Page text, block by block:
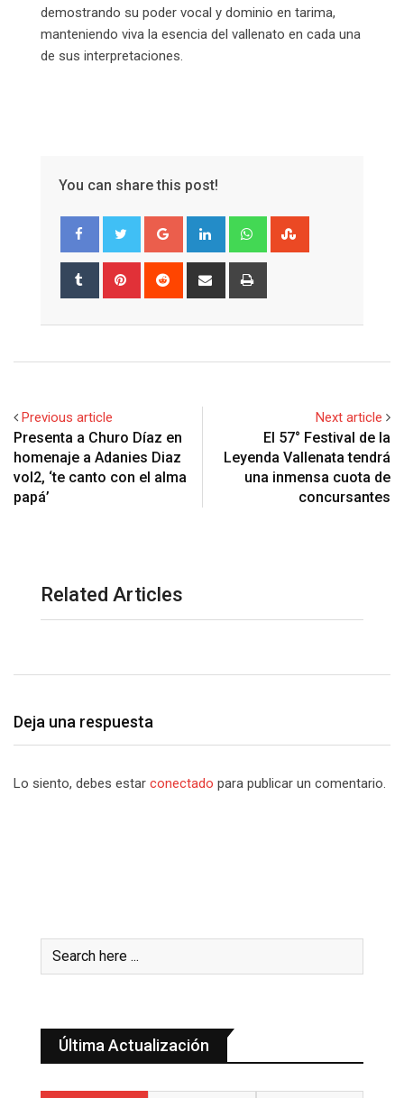
demostrando su poder vocal y dominio en tarima,
manteniendo viva la esencia del vallenato en cada una
de sus interpretaciones.
You can share this post!
Google+ LinkedIn Whatsapp
Tumblr Pinterest Reddit
Share
Previous article
Presenta a Churo Díaz en
homenaje a Adanies Diaz
vol2, ‘te canto con el alma
papá’
Next article
El 57° Festival de la
Leyenda Vallenata tendrá
una inmensa cuota de
concursantes
Related Articles
Deja una respuesta
Lo siento, debes estar conectado para publicar un comentario.
Última Actualización